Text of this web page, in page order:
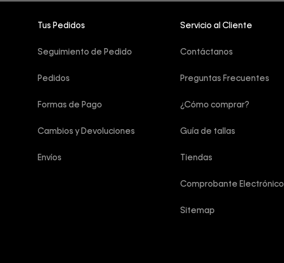
Tus Pedidos
Seguimiento de Pedido
Pedidos
Formas de Pago
Cambios y Devoluciones
Envíos
Servicio al Cliente
Contáctanos
Preguntas Frecuentes
¿Cómo comprar?
Guía de tallas
Tiendas
Comprobante Electrónico
Sitemap